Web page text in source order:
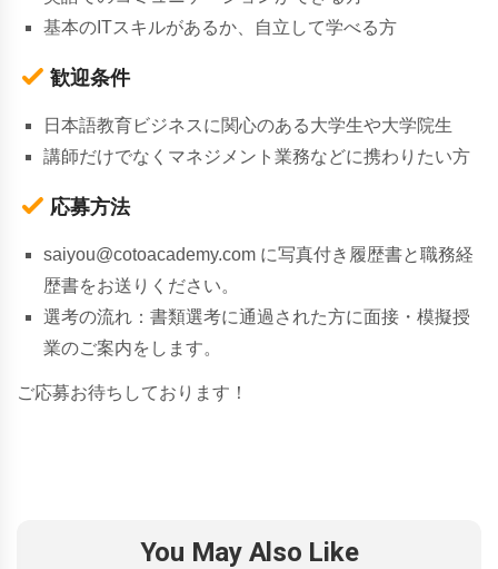
基本のITスキルがあるか、自立して学べる方
歓迎条件
日本語教育ビジネスに関心のある大学生や大学院生
講師だけでなくマネジメント業務などに携わりたい方
応募方法
saiyou@cotoacademy.com に写真付き履歴書と職務経
歴書をお送りください。
選考の流れ：書類選考に通過された方に面接・模擬授
業のご案内をします。
ご応募お待ちしております！
You May Also Like